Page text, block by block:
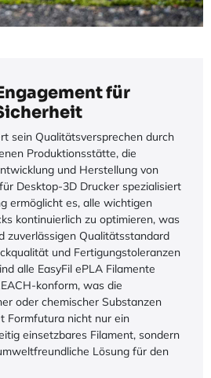
für
sein Qualitätsversprechen durch
Produktionsstätte, die
und Herstellung von
Desktop-3D Drucker spezialisiert
ermöglicht es, alle wichtigen
kontinuierlich zu optimieren, was
zuverlässigen Qualitätsstandard
und Fertigungstoleranzen
alle EasyFil ePLA Filamente
konform, was die
oder chemischer Substanzen
Formfutura nicht nur ein
einsetzbares Filament, sondern
Lösung für den